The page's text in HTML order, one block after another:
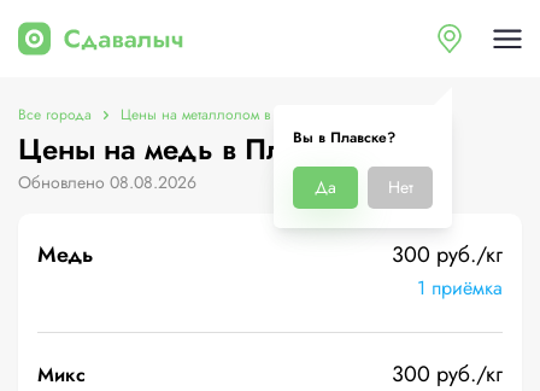
Вы в Плавске?
Да Нет
Все города Цены на металлолом в Плавске
Цены на медь в Плавске
Обновлено 08.08.2026
Медь 300 руб./кг
1 приёмка
Микс 300 руб./кг